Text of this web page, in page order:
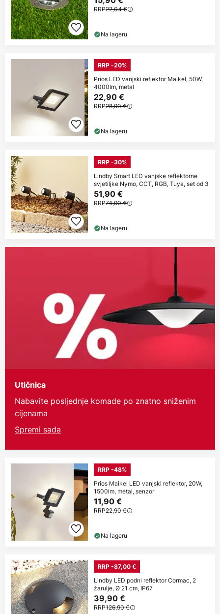
RRP22,04 €
Na lageru
RRP -20%
Prios LED vanjski reflektor Maikel, 50W,
4000lm, metal
22,90 €
RRP28,90 €
Na lageru
RRP -30%
Lindby Smart LED vanjske reflektorne
svjetiljke Nymo, CCT, RGB, Tuya, set od 3
51,90 €
RRP74,90 €
Na lageru
Utičnica
Nabavite posljednje komade po znatno sniženim
cijenama
Spremi sada
RRP -48%
Prios Maikel LED vanjski reflektor, 20W,
1500lm, metal, senzor
11,90 €
RRP22,90 €
Na lageru
RRP -87,00 €
Lindby LED podni reflektor Cormac, 2
žarulje, Ø 21 cm, IP67
39,90 €
RRP126,90 €